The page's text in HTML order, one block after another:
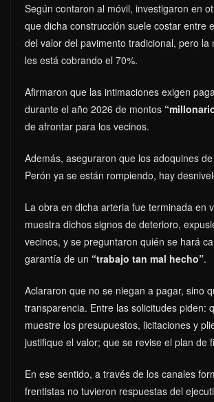
Según contaron al móvil, investigaron en
que dicha construcción suele costar entre
del valor del pavimento tradicional, pero la
les está cobrando el 70%.
Afirmaron que las intimaciones exigen
durante el año 2026 de montos
de afrontar para los vecinos.
Además, aseguraron que los adoquines
Perón ya se están rompiendo, hay
La obra en dicha arteria fue terminada en
muestra dichos signos de deterioro,
vecinos, y se preguntaron quién se hará
garantía de un “trabajo tan mal hecho”.
Aclararon que no se niegan a pagar, sino
transparencia. Entre las solicitudes piden:
muestre los presupuestos, licitaciones y
justifique el valor; que se revise el plan de
En ese sentido, a través de los canales
frentistas no tuvieron respuestas del